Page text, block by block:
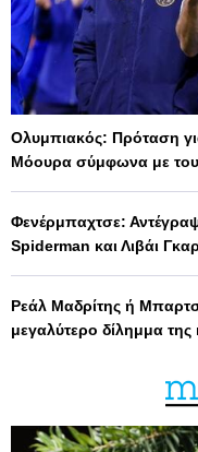
Ολυμπιακός: Πρόταση
Μόουρα σύμφωνα με
Φενέρμπαχτσε:
Spiderman και Λιβάι
Ρεάλ Μαδρίτης ή
μεγαλύτερο δίλημμα της